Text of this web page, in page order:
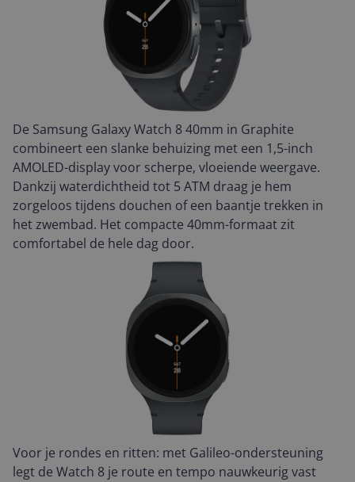
De Samsung Galaxy Watch 8 40mm in Graphite
combineert een slanke behuizing met een 1,5-inch
AMOLED-display voor scherpe, vloeiende weergave.
Dankzij waterdichtheid tot 5 ATM draag je hem
zorgeloos tijdens douchen of een baantje trekken in
het zwembad. Het compacte 40mm-formaat zit
comfortabel de hele dag door.
Voor je rondes en ritten: met Galileo-ondersteuning
legt de Watch 8 je route en tempo nauwkeurig vast